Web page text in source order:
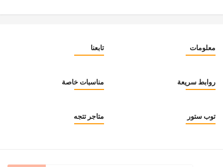
تابعنا معلومات
مناسبات خاصة روابط سريعة
متاجر تتجه توب ستور